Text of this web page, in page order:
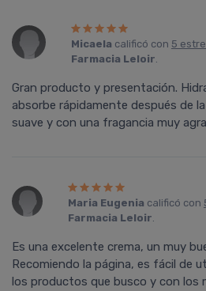
Micaela calificó con 5
Farmacia Leloir.
Gran producto y presentación.
absorbe rápidamente después de
suave y con una fragancia muy
Maria Eugenia calificó con
Farmacia Leloir.
Es una excelente crema, un muy
Recomiendo la página, es fácil de
los productos que busco y con los